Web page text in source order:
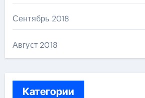
Сентябрь 2018
Август 2018
Категории